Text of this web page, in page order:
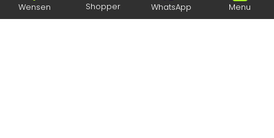
Wensen Shopper WhatsApp Menu